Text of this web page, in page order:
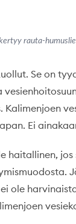
rauta-
Se on
Kalimenjoen
Ei
haitallinen, jos
ole